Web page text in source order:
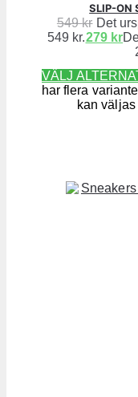
SLIP-ON
549kr Det
549 kr.279 kr
VÄLJ
har flera
kan